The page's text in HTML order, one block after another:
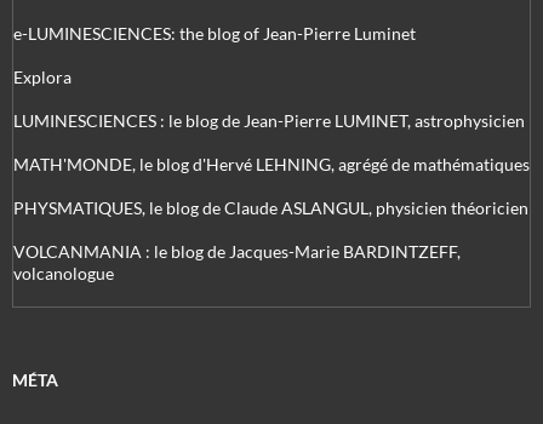
e-LUMINESCIENCES: the blog of Jean-Pierre Luminet
Explora
LUMINESCIENCES : le blog de Jean-Pierre LUMINET, astrophysicien
MATH'MONDE, le blog d'Hervé LEHNING, agrégé de mathématiques
PHYSMATIQUES, le blog de Claude ASLANGUL, physicien théoricien
VOLCANMANIA : le blog de Jacques-Marie BARDINTZEFF,
volcanologue
MÉTA